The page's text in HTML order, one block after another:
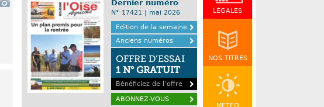
LÉGALES
NOS TITRES
Dernier numéro
N° 17421 | mai 2026
Edition de la semaine
Anciens numéros
OFFRE D’ESSAI
1 N° GRATUIT
Bénéficiez de l’offre
ABONNEZ-VOUS